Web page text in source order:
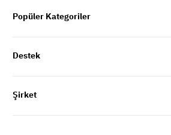
Popüler Kategoriler
Destek
Şirket